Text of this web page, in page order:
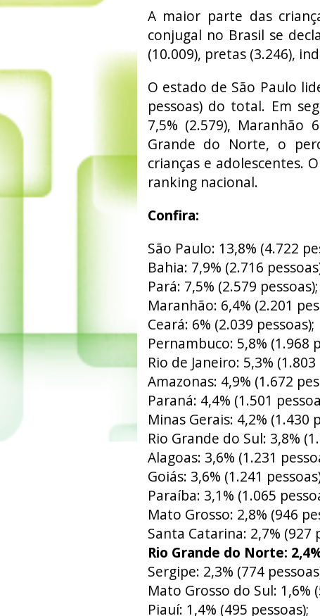
A maior parte das
conjugal no Brasil se
(10.009), pretas (3.246),
O estado de São Paulo
pessoas) do total. Em
7,5% (2.579), Maranhão
Grande do Norte, o
crianças e adolescentes.
ranking nacional.
Confira:
São Paulo: 13,8% (4.722
Bahia: 7,9% (2.716
Pará: 7,5% (2.579 pessoas);
Maranhão: 6,4% (2.201
Ceará: 6% (2.039 pessoas);
Pernambuco: 5,8% (1.968
Rio de Janeiro: 5,3% (1.803
Amazonas: 4,9% (1.672
Paraná: 4,4% (1.501
Minas Gerais: 4,2% (1.430
Rio Grande do Sul: 3,8%
Alagoas: 3,6% (1.231
Goiás: 3,6% (1.241
Paraíba: 3,1% (1.065
Mato Grosso: 2,8% (946
Santa Catarina: 2,7% (927
Rio Grande do Norte:
Sergipe: 2,3% (774
Mato Grosso do Sul: 1,6%
Piauí: 1,4% (495 pessoas);